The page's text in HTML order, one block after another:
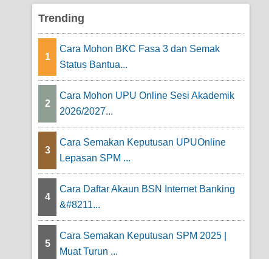
Trending
1
Cara Mohon BKC Fasa 3 dan Semak
Status Bantua...
2
Cara Mohon UPU Online Sesi Akademik
2026/2027...
3
Cara Semakan Keputusan UPUOnline
Lepasan SPM ...
4
Cara Daftar Akaun BSN Internet Banking
&#8211...
5
Cara Semakan Keputusan SPM 2025 |
Muat Turun ...